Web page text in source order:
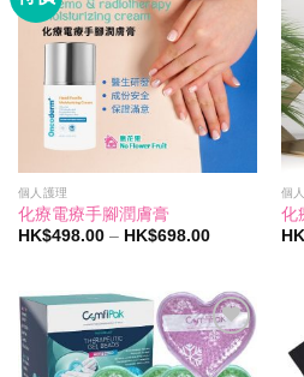
wishlist
個人護理
化療電療手腳潤膚膏
HK$498.00 – HK$698.00價
HK$498.00
到
HK$698.00
個
化
Add to
wishlist